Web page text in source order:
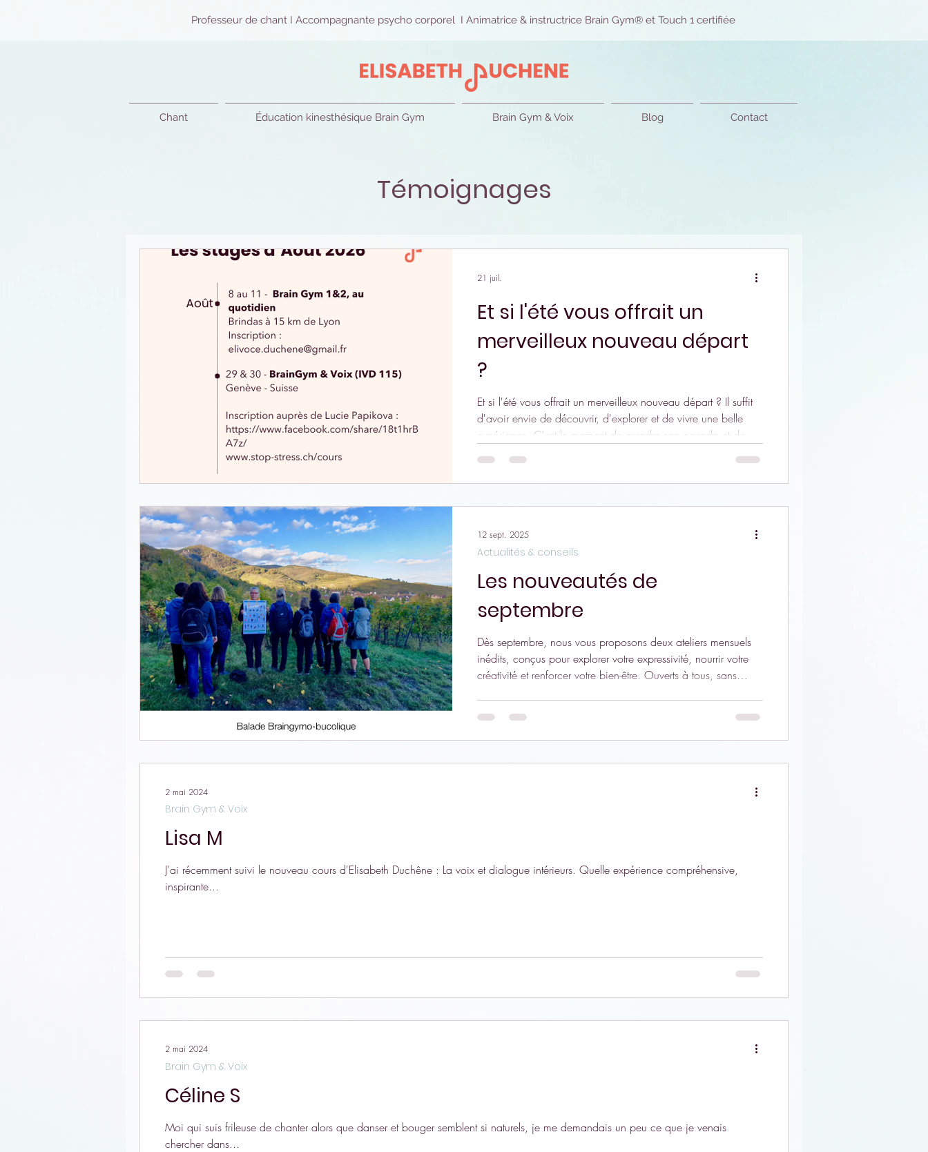
Professeur de chant I Accompagnante psycho corporel I Animatrice & instructrice Brain Gym® et Touch 1 certifiée
Chant Éducation kinesthésique Brain Gym Brain Gym & Voix Blog Contact
Témoignages
Et si l'été vous offrait un
merveilleux nouveau départ
?
Et si l'été vous offrait un merveilleux nouveau départ ? Il suffit
d'avoir envie de découvrir, d'explorer et de vivre une belle
expérience. C'est le moment de prendre son agenda et de
et éducation Kinesthésique®, chaque stage invite à mieux
s'écouter, à explorer autrement la voix, le corps et le
21 juil.
Les nouveautés de
septembre
Dès septembre, nous vous proposons deux ateliers mensuels
inédits, conçus pour explorer votre expressivité, nourrir votre
créativité et renforcer votre bien-être. Ouverts à tous, sans
qualité.
Actualités & conseils
12 sept. 2025
Lisa M
J'ai récemment suivi le nouveau cours d'Elisabeth Duchêne : La voix et dialogue intérieurs. Quelle expérience compréhensive,
inspirante...
Brain Gym & Voix
2 mai 2024
Céline S
Moi qui suis frileuse de chanter alors que danser et bouger semblent si naturels, je me demandais un peu ce que je venais
chercher dans...
Brain Gym & Voix
2 mai 2024